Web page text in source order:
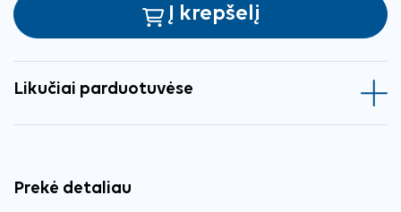
Į krepšelį
Likučiai parduotuvėse
Prekė detaliau